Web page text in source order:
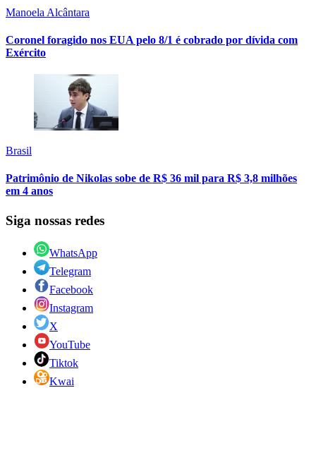
Manoela Alcântara
Coronel foragido nos EUA pelo 8/1 é cobrado por dívida com
Exército
Brasil
Patrimônio de Nikolas sobe de R$ 36 mil para R$ 3,8 milhões
em 4 anos
Siga nossas redes
WhatsApp
Telegram
Facebook
Instagram
X
YouTube
Tiktok
Kwai